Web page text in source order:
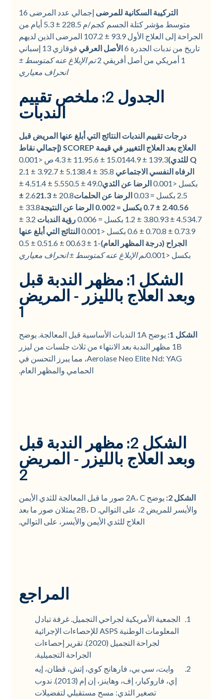
التركيبة السكانية للمرضى
إجمالي عدد المرضى 16
متوسط مؤشر كتلة الجسم كجم/م 228.5 ± 5.3 أيام من
الجراحة إلى العلاج الأول 93.9 ± 107.2 المرضى الذين لديهم
تاريخ من ندبات الجدرة 6
الأصل العرقي
قوقازي 13 إسباني
1 أمريكي من أصل أفريقي 2
تم الإبلاغ عنه كمتوسط ±
انحراف معياري
الجدول 2: ملخص تقييم
الندبات
درجات تقييم الندبات النتائج التي أبلغ عنها المريض قبل
العلاج بعد العلاج التغيير في قيمة SCOREP (إجمالي نقاط
Q للثدي)
139.3 ± 15.0144.9 ± 11.95.6 ± 4.3 ص <0.001
الرفاه النفسي الاجتماعي
35.8 ± 5.138.4 ± 3.92.7 ± 2.1
بكسل <0.001
الرضا عن الثدي
49.0 ± 5.550.5 ± 4.51.4 ±
2.5 بكسل = 0.03
الرضا عن الحلمات20.8 ± 2.6
21.3 ±
2.40.56 ± 0.7 بكسل = 0.002 الرضا عن النتيجة
33.8 ±
4.534.7 ± 3.80.93 ± 1.2 بكسل = 0.006
رؤية الندبات
3.2 ±
0.73.9 ± 0.70.8 ± 0.6 بكسل <0.001
النتائج التي أبلغ عنها
الجراح (درجة المظهر العام)
-1 ± 00.63 ± 0.51.6 ± 0.5
بكسل <0.001
تم الإبلاغ عنه كمتوسط ± انحراف معياري
الشكل 1: مظهر الندبة قبل
وبعد العلاج بالليزر - المريض
1
الشكل 1:
يوضح 1A الندبات الأساسية قبل المعالجة. يوضح
1B مظهر الندبة بعد الانتهاء من ثلاث جلسات من ليزر
Aerolase Neo Elite Nd: YAG، مما يبرز التحسن في
الحمامي والمظهر العام.
الشكل 2: مظهر الندبة قبل
وبعد العلاج بالليزر - المريض
2
الشكل 2:
يوضح 2A، C صور ما قبل المعالجة للثدي الأيمن
والأيسر للمريض 2، على التوالي. 2B، D يمثلان صور ما بعد
العلاج للثدي الأيمن والأيسر، على التوالي.
المراجع
الجمعية الأمريكية لجراحي التجميل. غرفة تبادل
المعلومات الوطنية ASPS للإحصاءات الإجرائية
لجراحة التجميل (2020). تقرير إحصاءات
الجراحة التجميلية.
وايت، سي بي، فارهانج كوي، إتش، قطان، إيه
إي، فاروكيار، إف، وهاينز، إن إم (2013). ندوب
تصغير الثدي: مسح مستقبلي لتفضيلات